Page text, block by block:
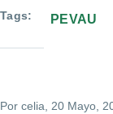
Tags PEVAU
Por celia, 20 Mayo,